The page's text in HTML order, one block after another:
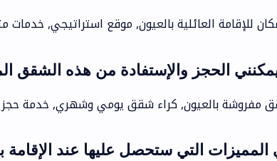
للإقامة العائلية بالعيون, موقع استراتيجي, خدمات
الحجز والإستفادة من هذه الشقق
مفروشة بالعيون, كراء شقق يومي وشهري, خدمة حجز
المميزات التي ستحصل عليها عند